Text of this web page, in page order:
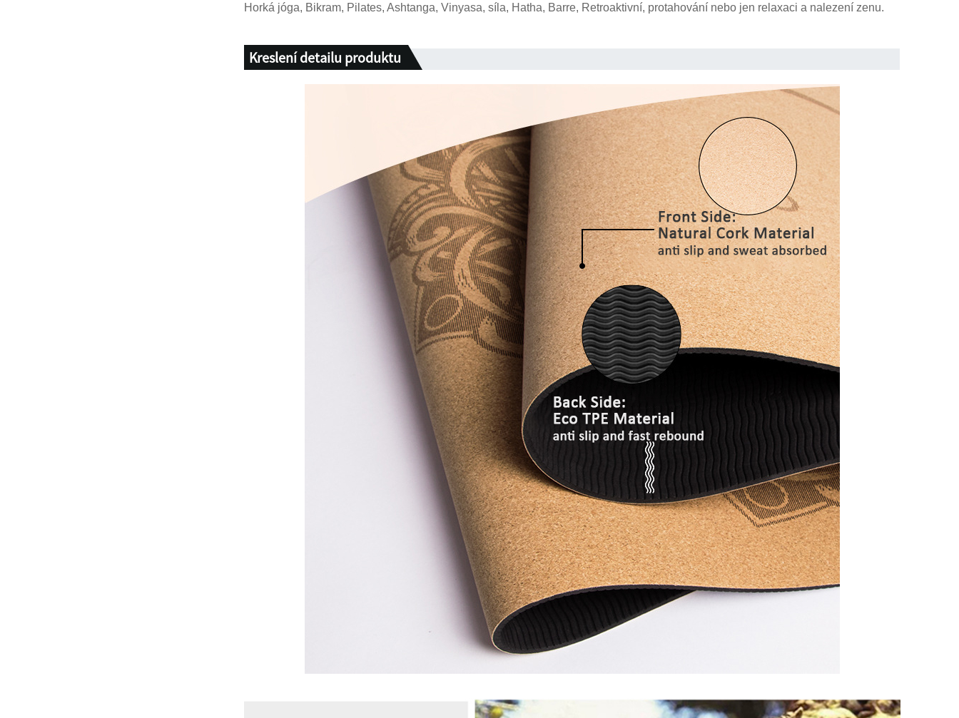
Horká jóga, Bikram, Pilates, Ashtanga, Vinyasa, síla, Hatha, Barre, Retroaktivní, protahování nebo jen relaxaci a nalezení zenu.
Kreslení detailu produktu